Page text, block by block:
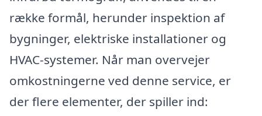
række formål, herunder inspektion af
bygninger, elektriske installationer og
HVAC-systemer. Når man overvejer
omkostningerne ved denne service, er
der flere elementer, der spiller ind: